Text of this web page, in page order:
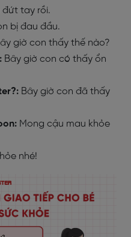
đứt tay rồi.
bị đau đầu.
giờ con thấy thế nào?
Bây giờ con có thấy ổn
Bây giờ con đã thấy
Mong cậu mau khỏe
nhé!